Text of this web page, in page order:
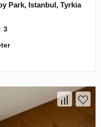
Park, Istanbul, Tyrkia
3